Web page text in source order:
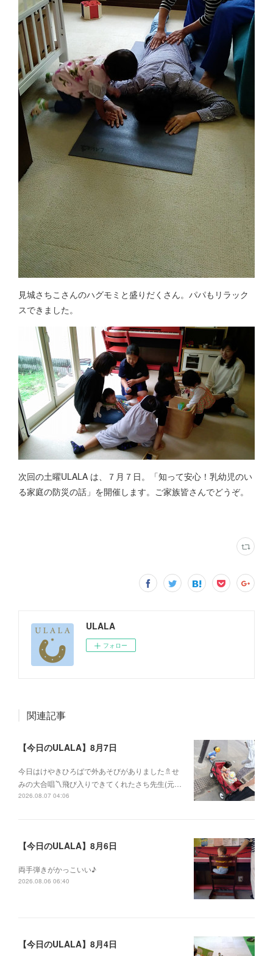
見城さちこさんのハグモミと盛りだくさん。パパもリラック
スできました。
次回の土曜ULALA は、７月７日。「知って安心！乳幼児のい
る家庭の防災の話」を開催します。ご家族皆さんでどうぞ。
ULALA
フォロー
関連記事
【今日のULALA】8月7日
今日はけやきひろばで外あそびがありました🚿せ
みの大合唱〽飛び入りできてくれたさち先生(元…
2026.08.07 04:06
【今日のULALA】8月6日
両手弾きがかっこいい♪
2026.08.06 06:40
【今日のULALA】8月4日